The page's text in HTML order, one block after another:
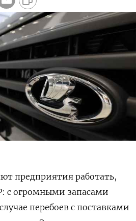
предприятия работать,
с огромными запасами
перебоев с поставками